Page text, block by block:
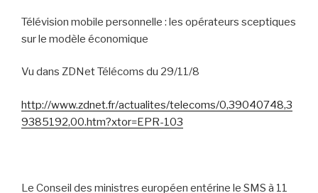
Télévision mobile personnelle : les opérateurs sceptiques
sur le modèle économique
Vu dans ZDNet Télécoms du 29/11/8
http://www.zdnet.fr/actualites/telecoms/0,39040748,3
9385192,00.htm?xtor=EPR-103
Le Conseil des ministres européen entérine le SMS à 11